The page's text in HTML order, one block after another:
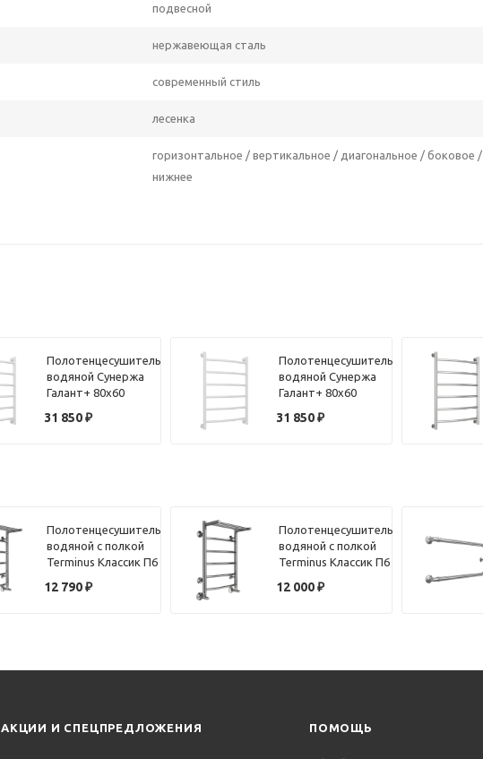
подвесной
нержавеющая сталь
современный стиль
лесенка
горизонтальное / вертикальное / диагональное / боковое /
нижнее
Полотенцесушитель
водяной Сунержа
Галант+ 80х60
31 850₽
Полотенцесушитель
водяной Сунержа
Галант+ 80х60
31 850₽
Полотенцесушитель
водяной с полкой
Terminus Классик П6
12 790₽
Полотенцесушитель
водяной с полкой
Terminus Классик П6
12 000₽
АКЦИИ И СПЕЦПРЕДЛОЖЕНИЯ ПОМОЩЬ